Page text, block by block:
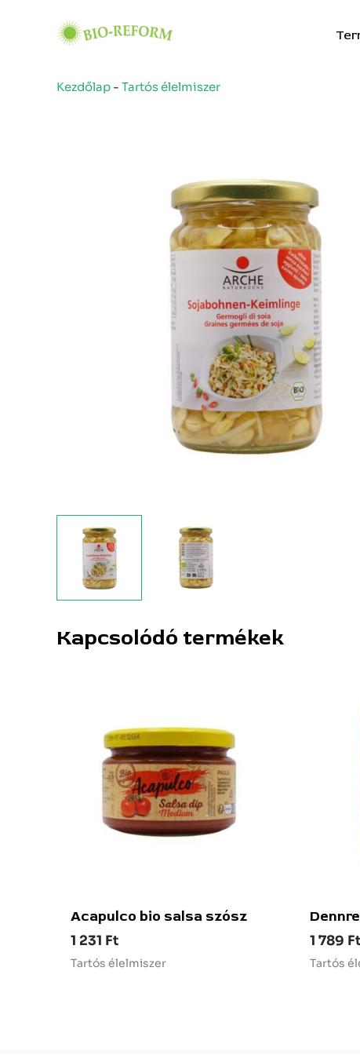
Kezdőlap - Tartós élelmiszer
Kapcsolódó termékek
Acapulco bio salsa szósz
1 231 Ft
Tartós élelmiszer
1 789 Ft
Tartós